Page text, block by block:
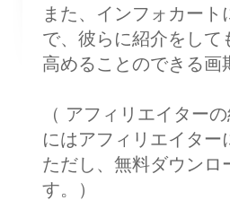
また、インフォカー
で、彼らに紹介をし
高めることのできる画
（ アフィリエイター
にはアフィリエイタ
ただし、無料ダウン
す。）